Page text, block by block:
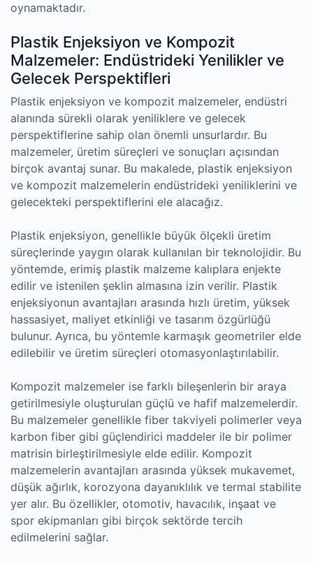
oynamaktadır.
Plastik Enjeksiyon ve Kompozit
Malzemeler: Endüstrideki Yenilikler ve
Gelecek Perspektifleri
Plastik enjeksiyon ve kompozit malzemeler, endüstri
alanında sürekli olarak yeniliklere ve gelecek
perspektiflerine sahip olan önemli unsurlardır. Bu
malzemeler, üretim süreçleri ve sonuçları açısından
birçok avantaj sunar. Bu makalede, plastik enjeksiyon
ve kompozit malzemelerin endüstrideki yeniliklerini ve
gelecekteki perspektiflerini ele alacağız.
Plastik enjeksiyon, genellikle büyük ölçekli üretim
süreçlerinde yaygın olarak kullanılan bir teknolojidir. Bu
yöntemde, erimiş plastik malzeme kalıplara enjekte
edilir ve istenilen şeklin almasına izin verilir. Plastik
enjeksiyonun avantajları arasında hızlı üretim, yüksek
hassasiyet, maliyet etkinliği ve tasarım özgürlüğü
bulunur. Ayrıca, bu yöntemle karmaşık geometriler elde
edilebilir ve üretim süreçleri otomasyonlaştırılabilir.
Kompozit malzemeler ise farklı bileşenlerin bir araya
getirilmesiyle oluşturulan güçlü ve hafif malzemelerdir.
Bu malzemeler genellikle fiber takviyeli polimerler veya
karbon fiber gibi güçlendirici maddeler ile bir polimer
matrisin birleştirilmesiyle elde edilir. Kompozit
malzemelerin avantajları arasında yüksek mukavemet,
düşük ağırlık, korozyona dayanıklılık ve termal stabilite
yer alır. Bu özellikler, otomotiv, havacılık, inşaat ve
spor ekipmanları gibi birçok sektörde tercih
edilmelerini sağlar.